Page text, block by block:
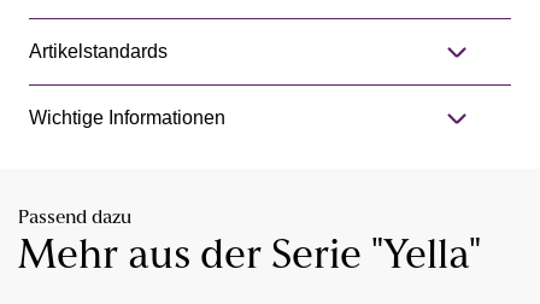
Artikelstandards
Wichtige Informationen
Passend dazu
Mehr aus der Serie "Yella"